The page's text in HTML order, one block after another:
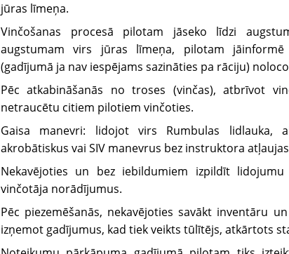
jūras līmeņa.
Vinčošanas procesā pilotam jāseko līdzi
augstumam virs jūras līmeņa, pilotam
(gadījumā ja nav iespējams sazināties pa rāciju)
Pēc atkabināšanās no troses (vinčas), atbrīvot
netraucētu citiem pilotiem vinčoties.
Gaisa manevri: lidojot virs Rumbulas lidlauka,
akrobātiskus vai SIV manevrus bez instruktora
Nekavējoties un bez iebildumiem izpildīt
vinčotāja norādījumus.
Pēc piezemēšanās, nekavējoties savākt inventāru
izņemot gadījumus, kad tiek veikts tūlītējs, atkārtots